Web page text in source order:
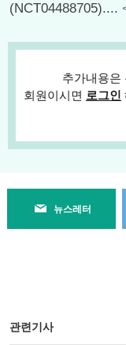
(NCT04488705)....
추가내용은
회원이시면 로그인
뉴스레터
관련기사